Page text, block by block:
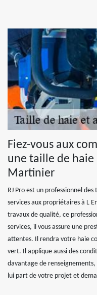
Fiez-vous aux
une taille de haie
Martinier
RJ Pro est un professionnel
services aux propriétaires à L
travaux de qualité, ce
services, il vous assure une
attentes. Il rendra votre haie
vert. Il applique aussi des
davantage de
lui part de votre projet et